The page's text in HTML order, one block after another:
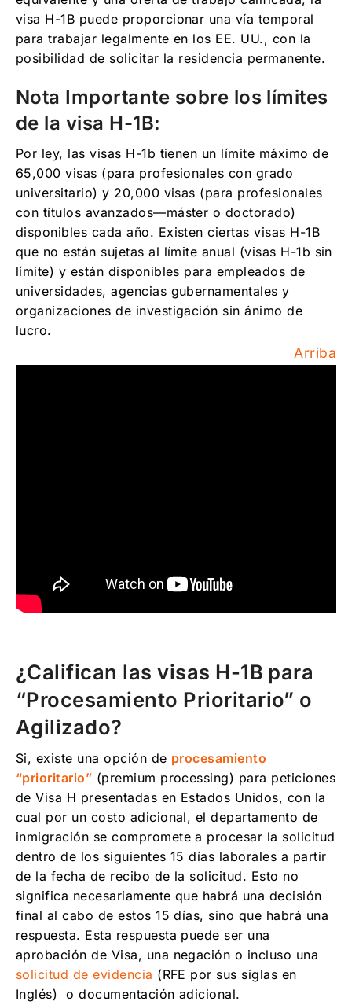
visa H-1B puede proporcionar una vía temporal
para trabajar legalmente en los EE. UU., con la
posibilidad de solicitar la residencia permanente.
Nota Importante sobre los límites
de la visa H-1B:
Por ley, las visas H-1b tienen un límite máximo de
65,000 visas (para profesionales con grado
universitario) y 20,000 visas (para profesionales
con títulos avanzados—máster o doctorado)
disponibles cada año. Existen ciertas visas H-1B
que no están sujetas al límite anual (visas H-1b sin
límite) y están disponibles para empleados de
universidades, agencias gubernamentales y
organizaciones de investigación sin ánimo de
lucro.
Arriba
¿Califican las visas H-1B para
“Procesamiento Prioritario” o
Agilizado?
Si, existe una opción de procesamiento
“prioritario” (premium processing) para peticiones
de Visa H presentadas en Estados Unidos, con la
cual por un costo adicional, el departamento de
inmigración se compromete a procesar la solicitud
dentro de los siguientes 15 días laborales a partir
de la fecha de recibo de la solicitud. Esto no
significa necesariamente que habrá una decisión
final al cabo de estos 15 días, sino que habrá una
respuesta. Esta respuesta puede ser una
aprobación de Visa, una negación o incluso una
solicitud de evidencia (RFE por sus siglas en
Inglés) o documentación adicional.